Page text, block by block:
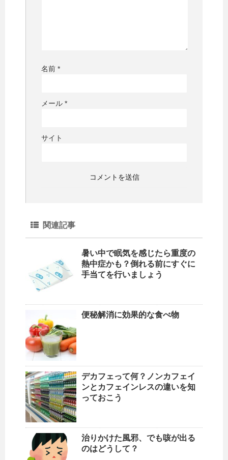
名前 *
メール *
サイト
関連記事
暑い中で眠気を感じたら重度の
熱中症かも？倒れる前にすぐに
手当てを行いましょう
便秘解消に効果的な食べ物
デカフェって何？ノンカフェイ
ンとカフェインレスの違いを知
っておこう
治りかけた風邪、でも咳が出る
のはどうして？